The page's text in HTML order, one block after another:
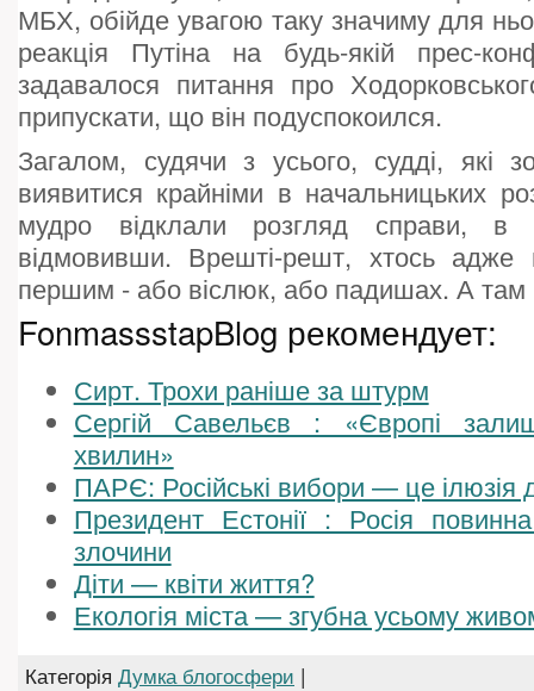
МБХ, обійде увагою таку значиму для
реакція Путіна на будь-якій прес-
задавалося питання про
припускати, що він подуспокоился.
Загалом, судячи з усього, судді, які
виявитися крайніми в начальницьких
мудро відклали розгляд справи,
відмовивши. Врешті-решт, хтось адже
першим - або віслюк, або падишах. А там
FonmassstapBlog рекомендует:
Сирт. Трохи раніше за штурм
Сергій Савельєв : «Європі
хвилин»
ПАРЄ: Російські вибори — це ілюзія
Президент Естонії : Росія
злочини
Діти — квіти життя?
Екологія міста — згубна усьому
Категорія Думка блогосфери |